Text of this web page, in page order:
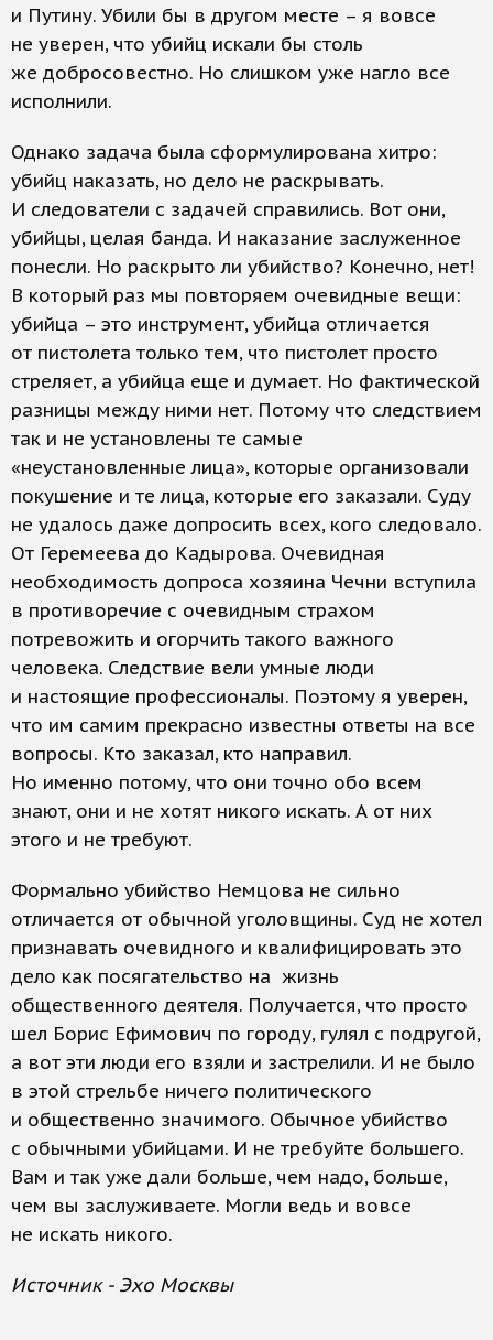
и Путину. Убили бы в другом месте – я вовсе
не уверен, что убийц искали бы столь
же добросовестно. Но слишком уже нагло все
исполнили.
Однако задача была сформулирована хитро:
убийц наказать, но дело не раскрывать.
И следователи с задачей справились. Вот они,
убийцы, целая банда. И наказание заслуженное
понесли. Но раскрыто ли убийство? Конечно, нет!
В который раз мы повторяем очевидные вещи:
убийца – это инструмент, убийца отличается
от пистолета только тем, что пистолет просто
стреляет, а убийца еще и думает. Но фактической
разницы между ними нет. Потому что следствием
так и не установлены те самые
«неустановленные лица», которые организовали
покушение и те лица, которые его заказали. Суду
не удалось даже допросить всех, кого следовало.
От Геремеева до Кадырова. Очевидная
необходимость допроса хозяина Чечни вступила
в противоречие с очевидным страхом
потревожить и огорчить такого важного
человека. Следствие вели умные люди
и настоящие профессионалы. Поэтому я уверен,
что им самим прекрасно известны ответы на все
вопросы. Кто заказал, кто направил.
Но именно потому, что они точно обо всем
знают, они и не хотят никого искать. А от них
этого и не требуют.
Формально убийство Немцова не сильно
отличается от обычной уголовщины. Суд не хотел
признавать очевидного и квалифицировать это
дело как посягательство на жизнь
общественного деятеля. Получается, что просто
шел Борис Ефимович по городу, гулял с подругой,
а вот эти люди его взяли и застрелили. И не было
в этой стрельбе ничего политического
и общественно значимого. Обычное убийство
с обычными убийцами. И не требуйте большего.
Вам и так уже дали больше, чем надо, больше,
чем вы заслуживаете. Могли ведь и вовсе
не искать никого.
Источник - Эхо Москвы